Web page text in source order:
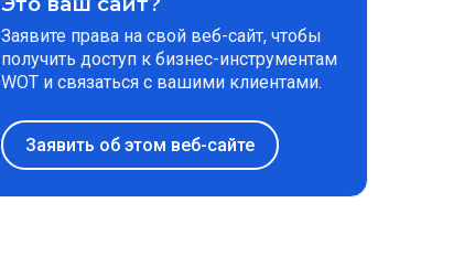
Заявите права на свой веб-сайт, чтобы
получить доступ к бизнес-инструментам
WOT и связаться с вашими клиентами.
Заявить об этом веб-сайте